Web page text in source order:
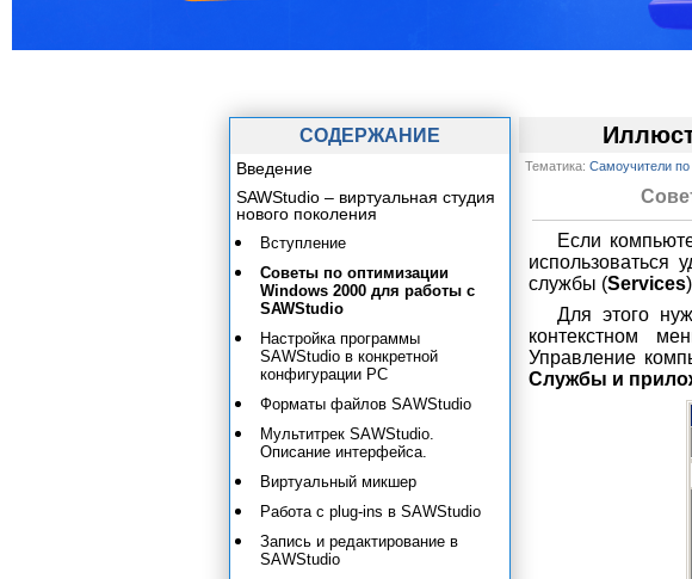
Тематика: Самоучители
Если
использоваться
службы (Services
Для этого
контекстном
Управление
Службы и
СОДЕРЖАНИЕ
Введение
SAWStudio – виртуальная студия
нового поколения
Вступление
Советы по оптимизации
Windows 2000 для работы с
SAWStudio
Настройка программы
SAWStudio в конкретной
конфигурации PC
Форматы файлов SAWStudio
Мультитрек SAWStudio.
Описание интерфейса.
Виртуальный микшер
Работа с plug-ins в SAWStudio
Запись и редактирование в
SAWStudio